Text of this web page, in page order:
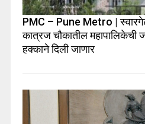
PMC – Pune Metro |
कात्रज चौकातील महापालिकेची
हक्काने दिली जाणार